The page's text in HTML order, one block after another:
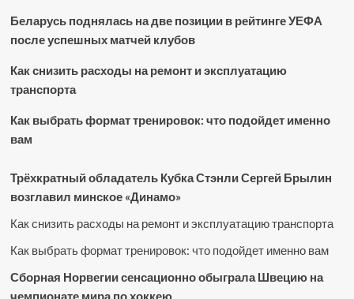
Беларусь поднялась на две позиции в рейтинге УЕФА
после успешных матчей клубов
Как снизить расходы на ремонт и эксплуатацию
транспорта
Как выбрать формат тренировок: что подойдет именно
вам
Трёхкратный обладатель Кубка Стэнли Сергей Брылин
возглавил минское «Динамо»
Как снизить расходы на ремонт и эксплуатацию транспорта
Как выбрать формат тренировок: что подойдет именно вам
Сборная Норвегии сенсационно обыграла Швецию на